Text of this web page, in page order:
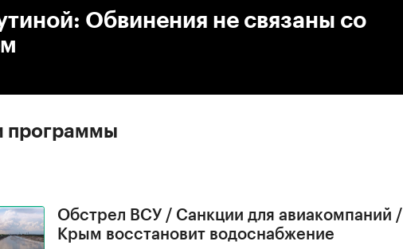
Обвинения не связаны со
программы
Обстрел ВСУ / Санкции для авиакомпаний /
Крым восстановит водоснабжение